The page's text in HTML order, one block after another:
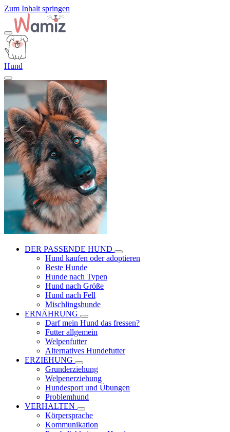
Zum Inhalt springen
Hund
DER PASSENDE HUND
Hund kaufen oder adoptieren
Beste Hunde
Hunde nach Typen
Hund nach Größe
Hund nach Fell
Mischlingshunde
ERNÄHRUNG
Darf mein Hund das fressen?
Futter allgemein
Welpenfutter
Alternatives Hundefutter
ERZIEHUNG
Grunderziehung
Welpenerziehung
Hundesport und Übungen
Problemhund
VERHALTEN
Körpersprache
Kommunikation